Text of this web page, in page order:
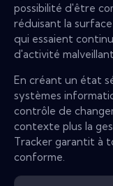
possibilité d'être
réduisant la
qui essaient
d'activité
En créant un état
systèmes
contrôle de
contexte plus la
Tracker garantit à
conforme.